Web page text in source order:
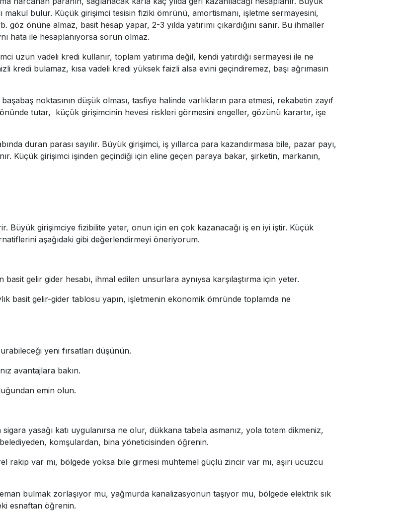
makul bulur. Küçük girişimci tesisin fiziki ömrünü, amortismanı, işletme sermayesini,
göz önüne almaz, basit hesap yapar, 2-3 yılda yatırımı çıkardığını sanır. Bu ihmaller
hata ile hesaplanıyorsa sorun olmaz.
uzun vadeli kredi kullanır, toplam yatırıma değil, kendi yatırdığı sermayesi ile ne
kredi bulamaz, kısa vadeli kredi yüksek faizli alsa evini geçindiremez, başı ağrımasın
noktasının düşük olması, tasfiye halinde varlıkların para etmesi, rekabetin zayıf
tutar, küçük girişimcinin hevesi riskleri görmesini engeller, gözünü karartır, işe
duran parası sayılır. Büyük girişimci, iş yıllarca para kazandırmasa bile, pazar payı,
Küçük girişimci işinden geçindiği için eline geçen paraya bakar, şirketin, markanın,
Büyük girişimciye fizibilite yeter, onun için en çok kazanacağı iş en iyi iştir. Küçük
aşağıdaki gibi değerlendirmeyi öneriyorum.
gelir gider hesabı, ihmal edilen unsurlara aynıysa karşılaştırma için yeter.
basit gelir-gider tablosu yapın, işletmenin ekonomik ömründe toplamda ne
yeni fırsatları düşünün.
avantajlara bakın.
emin olun.
yasağı katı uygulanırsa ne olur, dükkana tabela asmanız, yola totem dikmeniz,
komşulardan, bina yöneticisinden öğrenin.
var mı, bölgede yoksa bile girmesi muhtemel güçlü zincir var mı, aşırı ucuzcu
bulmak zorlaşıyor mu, yağmurda kanalizasyonun taşıyor mu, bölgede elektrik sık
esnaftan öğrenin.